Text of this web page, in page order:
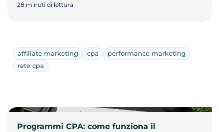
28 minuti di lettura
affiliate marketing cpa
performance marketing
rete cpa
Programmi CPA: come funziona il